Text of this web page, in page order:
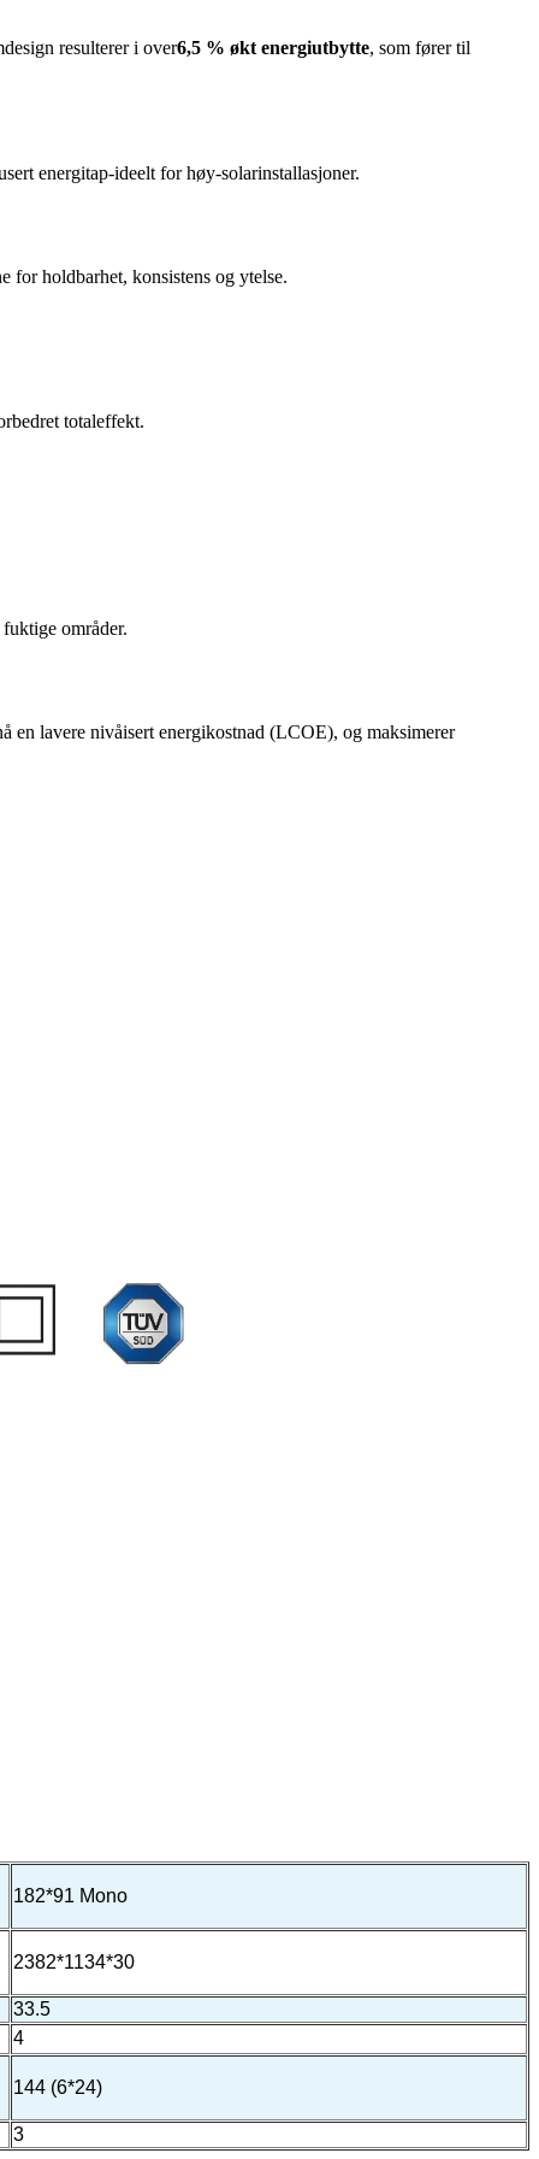
resulterer i over6,5 % økt energiutbytte, som fører til
energitap-ideelt for høy-solarinstallasjoner.
for holdbarhet, konsistens og ytelse.
totaleffekt.
områder.
en lavere nivåisert energikostnad (LCOE), og maksimerer
182*91 Mono
2382*1134*30
33.5
4
144 (6*24)
3